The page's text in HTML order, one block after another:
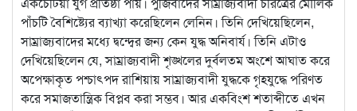
পাঁচটি বৈশিষ্ট্যের ব্যাখ্যা করেছিলেন লেনিন। তিনি দেখিয়েছিলেন,
সাম্রাজ্যবাদের মধ্যে দ্বন্দ্বের জন্য কেন যুদ্ধ অনিবার্য। তিনি এটাও
দেখিয়েছিলেন যে, সাম্রাজ্যবাদী শৃঙ্খলের দুর্বলতম অংশে আঘাত করে
অপেক্ষাকৃত পশ্চাৎপদ রাশিয়ায় সাম্রাজ্যবাদী যুদ্ধকে গৃহযুদ্ধে পরিণত
করে সমাজতান্ত্রিক বিপ্লব করা সম্ভব। আর একবিংশ শতাব্দীতে এখন